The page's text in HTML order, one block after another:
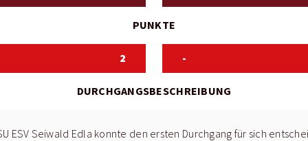
PUNKTE
2 -
DURCHGANGSBESCHREIBUNG
ESV Seiwald Edla konnte den ersten Durchgang für sich